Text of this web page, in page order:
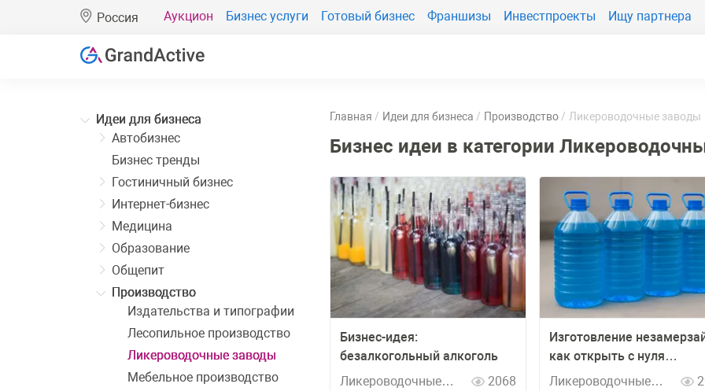
Россия Аукцион Бизнес услуги Готовый бизнес Франшизы Инвестпроекты Ищу партнера
Идеи для бизнеса
Автобизнес
Бизнес тренды
Гостиничный бизнес
Интернет-бизнес
Медицина
Образование
Общепит
Производство
Издательства и типографии
Лесопильное производство
Ликероводочные заводы
Мебельное производство
Главная Идеи для бизнеса Производство Ликероводочные заводы
Бизнес идеи в категории
Бизнес-идея:
безалкогольный алкоголь
Ликероводочные
2068
Изготовление
как открыть с нуля
производство
Ликероводочные